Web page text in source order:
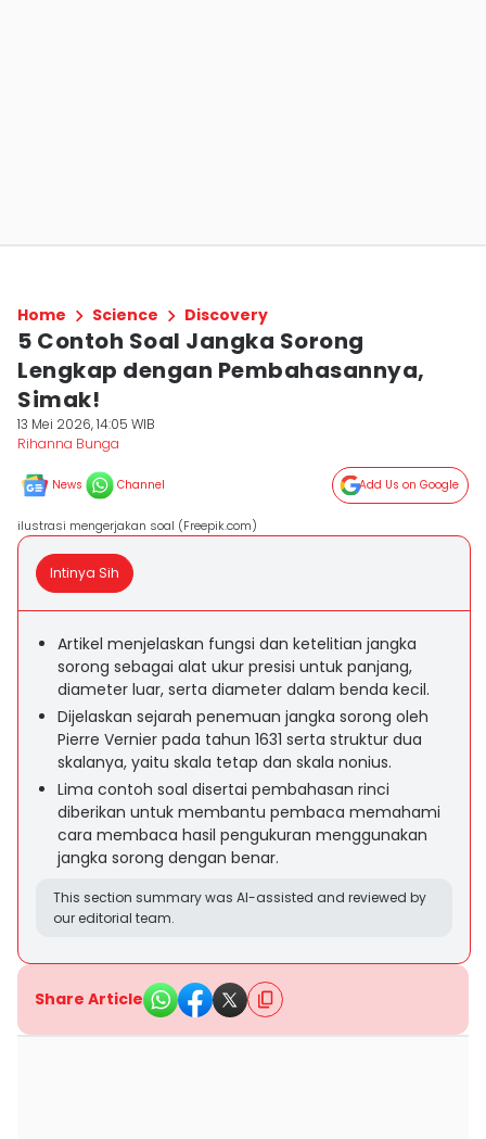
Home Science Discovery
5 Contoh Soal Jangka Sorong
Lengkap dengan Pembahasannya,
Simak!
13 Mei 2026, 14:05 WIB
Rihanna Bunga
News Channel Add Us on Google
ilustrasi mengerjakan soal (Freepik.com)
Intinya Sih
Artikel menjelaskan fungsi dan ketelitian jangka
sorong sebagai alat ukur presisi untuk panjang,
diameter luar, serta diameter dalam benda kecil.
Dijelaskan sejarah penemuan jangka sorong oleh
Pierre Vernier pada tahun 1631 serta struktur dua
skalanya, yaitu skala tetap dan skala nonius.
Lima contoh soal disertai pembahasan rinci
diberikan untuk membantu pembaca memahami
cara membaca hasil pengukuran menggunakan
jangka sorong dengan benar.
This section summary was AI-assisted and reviewed by
our editorial team.
Share Article